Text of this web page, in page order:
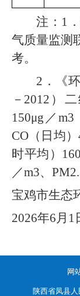
注：1
气质量监测
考。
2．《
－2012）
150μg／
CO（日均
时平均）
／m3、
宝鸡市生态
2026年6
网
陕西省凤县人